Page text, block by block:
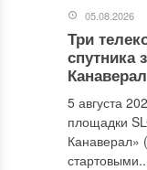
05.08.2026
Три
спутника
Канаверал
5 августа
площадки